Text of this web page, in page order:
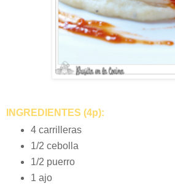
INGREDIENTES (4p):
4 carrilleras
1/2 cebolla
1/2 puerro
1 ajo